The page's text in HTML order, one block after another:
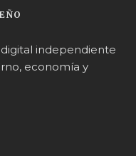
independiente
economía y